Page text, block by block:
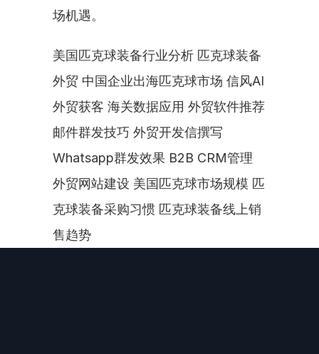
场机遇。
美国匹克球装备行业分析 匹克球装备
外贸 中国企业出海匹克球市场 信风AI
外贸获客 海关数据应用 外贸软件推荐
邮件群发技巧 外贸开发信撰写
Whatsapp群发效果 B2B CRM管理
外贸网站建设 美国匹克球市场规模 匹
克球装备采购习惯 匹克球装备线上销
售趋势